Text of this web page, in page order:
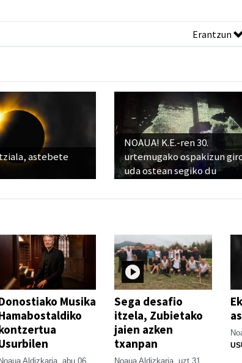
Erantzun
astebete
NOAUA! K.E.-ren 30.
urtemugako ospakizun
uda ostean segiko du
Musika
Noaua Aldizkaria abu 06
Sega desafio
itzela, Zubietako
jaien azken
txanpan
Noaua Aldizkaria uzt 31